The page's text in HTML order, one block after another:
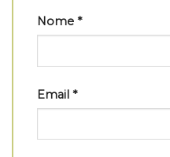
Nome *
Email *